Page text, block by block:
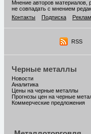
Мнение авторов
не совпадать с мнением
Контакты
Подписка
RSS
Черные металлы
Новости
Аналитика
Цены на черные металлы
Прогнозы цен на черные
Коммерческие предложения